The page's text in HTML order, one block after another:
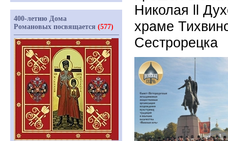
Николая ll
храме
Сестрорецка
400-летию Дома
Романовых посвящается (577)